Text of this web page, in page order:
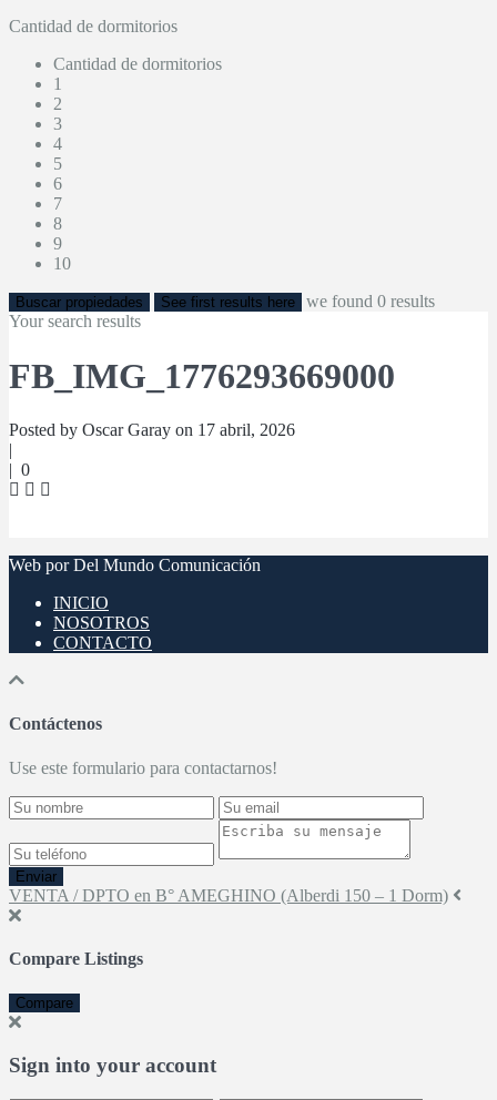
Cantidad de dormitorios
Cantidad de dormitorios
1
2
3
4
5
6
7
8
9
10
Buscar propiedades See first results here we found 0 results
Your search results
FB_IMG_1776293669000
Posted by Oscar Garay on 17 abril, 2026
|
| 0
Web por Del Mundo Comunicación
INICIO
NOSOTROS
CONTACTO
Contáctenos
Use este formulario para contactarnos!
Enviar
VENTA / DPTO en B° AMEGHINO (Alberdi 150 – 1 Dorm)
Compare Listings
Compare
Sign into your account